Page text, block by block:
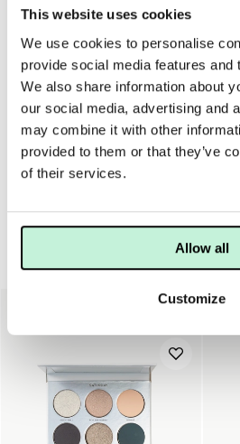
This website uses cookies
We use cookies to personalise
provide social media features and
We also share information about
our social media, advertising and
may combine it with other
provided to them or that they’ve
of their services.
Allow all
Customize
• C-vitamin ger ett kraftfullt
att återfukta huden
ANVÄNDNING
Stryk pennan över ögonlock, frans-
eventuella kanter med
vässaren för tunnare spets.
Ögon &